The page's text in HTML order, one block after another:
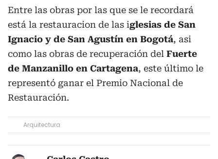
Entre las obras por las que se le recordará
está la restauracion de las iglesias de San
Ignacio y de San Agustín en Bogotá, asi
como las obras de recuperación del Fuerte
de Manzanillo en Cartagena, este último le
representó ganar el Premio Nacional de
Restauración.
Arquitectura